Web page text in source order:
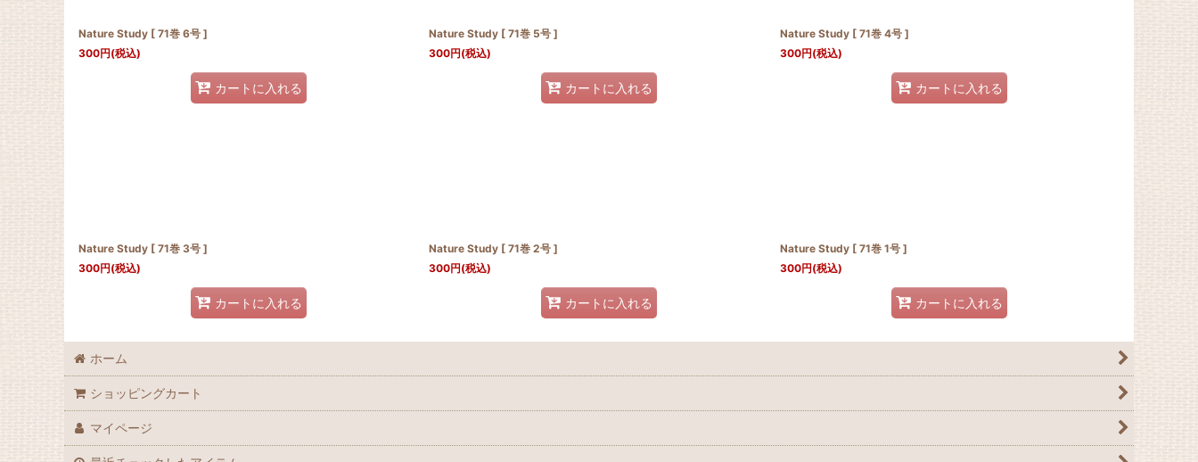
Nature Study [ 71巻 6号 ]
300円(税込)
カートに入れる
Nature Study [ 71巻 5号 ]
300円(税込)
カートに入れる
Nature Study [ 71巻 4号 ]
300円(税込)
カートに入れる
Nature Study [ 71巻 3号 ]
300円(税込)
カートに入れる
Nature Study [ 71巻 2号 ]
300円(税込)
カートに入れる
Nature Study [ 71巻 1号 ]
300円(税込)
カートに入れる
ホーム
ショッピングカート
マイページ